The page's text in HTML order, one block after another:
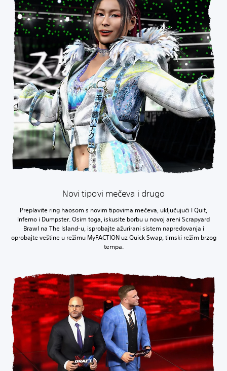
Novi tipovi mečeva i drugo
Preplavite ring haosom s novim tipovima mečeva, uključujući I Quit,
Inferno i Dumpster. Osim toga, iskusite borbu u novoj areni Scrapyard
Brawl na The Island-u, isprobajte ažurirani sistem napredovanja i
oprobajte veštine u režimu MyFACTION uz Quick Swap, timski režim brzog
tempa.